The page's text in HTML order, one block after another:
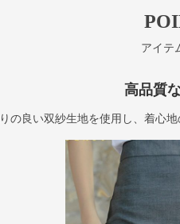
アイテ
高品質
の良い双紗生地を使用し、着心